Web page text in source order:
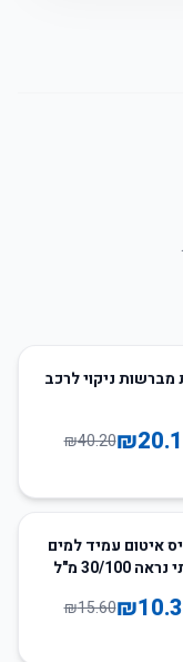
מברשות ניקוי לרכב
₪
₪40.20
איטום עמיד למים
30/100 מ"ל
₪
₪15.60